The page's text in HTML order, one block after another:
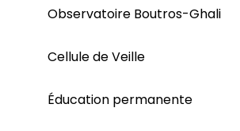
Observatoire Boutros-Ghali
Cellule de Veille
Éducation permanente